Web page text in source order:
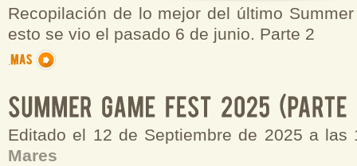
Recopilación de lo mejor del último
esto se vio el pasado 6 de junio. Parte 2
Editado el 12 de Septiembre de 2025 a
Mares